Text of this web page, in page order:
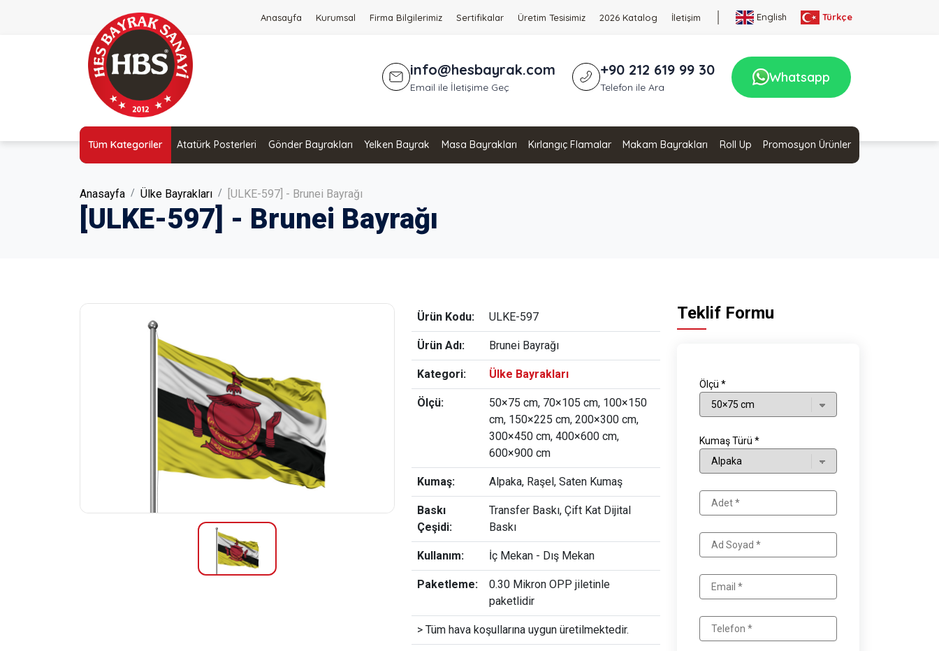
Anasayfa Kurumsal Firma Bilgilerimiz Sertifikalar Üretim Tesisimiz 2026 Katalog İletişim English Türkçe
info@hesbayrak.com
Email ile İletişime Geç
+90 212 619 99 30
Telefon ile Ara
Whatsapp
Tüm Kategoriler Atatürk Posterleri Gönder Bayrakları Yelken Bayrak Masa Bayrakları Kırlangıç Flamalar Makam Bayrakları Roll Up Promosyon Ürünler
Anasayfa Ülke Bayrakları [ULKE-597] - Brunei Bayrağı
[ULKE-597] - Brunei Bayrağı
Ürün Kodu: ULKE-597
Ürün Adı: Brunei Bayrağı
Kategori: Ülke Bayrakları
Ölçü:
50×75 cm, 70×105 cm, 100×150
cm, 150×225 cm, 200×300 cm,
300×450 cm, 400×600 cm,
600×900 cm
Kumaş: Alpaka, Raşel, Saten Kumaş
Baskı
Çeşidi:
Transfer Baskı, Çift Kat Dijital
Baskı
Kullanım: İç Mekan - Dış Mekan
Paketleme:
0.30 Mikron OPP jiletinle
paketlidir
> Tüm hava koşullarına uygun üretilmektedir.
Teklif Formu
Ölçü *
Kumaş Türü *